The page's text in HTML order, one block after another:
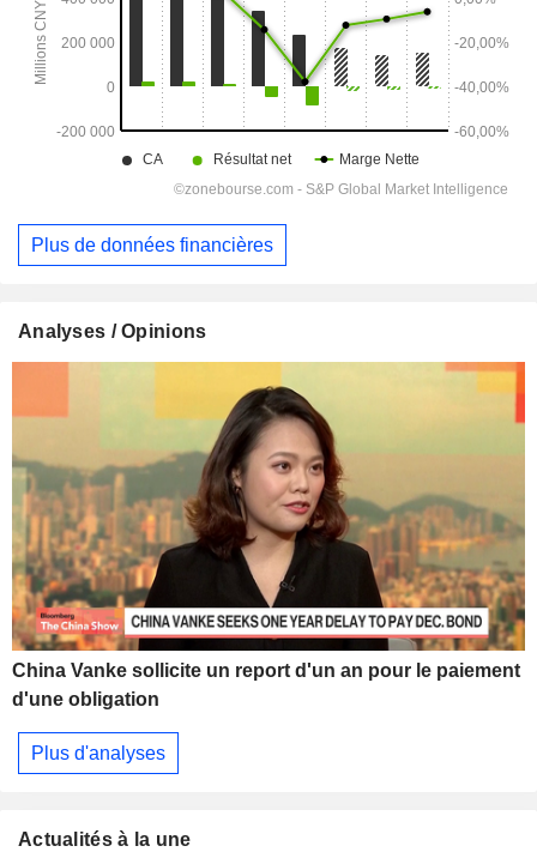
Plus de données financières
Analyses / Opinions
China Vanke sollicite un report d'un an pour le paiement
d'une obligation
Plus d'analyses
Actualités à la une